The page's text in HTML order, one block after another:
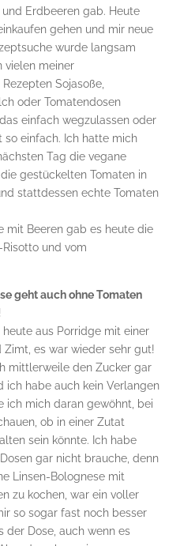
Erdbeeren gab. Heute
gehen und mir neue
wurde langsam
vielen meiner
Sojasoße,
oder Tomatendosen
einfach wegzulassen oder
so einfach. Ich hatte mich
Tag die vegane
die gestückelten Tomaten in
stattdessen echte Tomaten
mit Beeren gab es heute die
und vom
geht auch ohne Tomaten
aus Porridge mit einer
Zimt, es war wieder sehr gut!
mittlerweile den Zucker gar
ich habe auch kein Verlangen
ich mich daran gewöhnt, bei
ob in einer Zutat
sein könnte. Ich habe
gar nicht brauche, denn
Linsen-Bolognese mit
zu kochen, war ein voller
so sogar fast noch besser
der Dose, auch wenn es